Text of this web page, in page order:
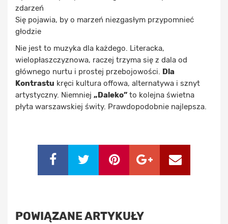
zdarzeń
Się pojawia, by o marzeń niezgasłym przypomnieć
głodzie
Nie jest to muzyka dla każdego. Literacka,
wielopłaszczyznowa, raczej trzyma się z dala od
głównego nurtu i prostej przebojowości. Dla
Kontrastu kręci kultura offowa, alternatywa i sznyt
artystyczny. Niemniej „Daleko” to kolejna świetna
płyta warszawskiej świty. Prawdopodobnie najlepsza.
POWIĄZANE ARTYKUŁY